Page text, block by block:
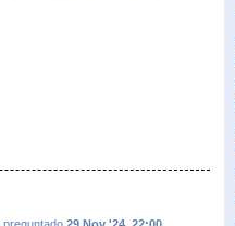
preguntado 29 Nov '24, 22:00